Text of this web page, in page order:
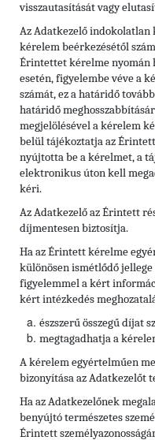
visszautasítását vagy
Az Adatkezelő indokolatlan
kérelem beérkezésétől
Érintettet kérelme nyomán
esetén, figyelembe véve a
számát, ez a határidő
határidő
megjelölésével a kérelem
belül tájékoztatja az
nyújtotta be a kérelmet, a
elektronikus úton kell
kéri.
Az Adatkezelő az Érintett
díjmentesen biztosítja.
Ha az Érintett kérelme
különösen ismétlődő
figyelemmel a kért
kért intézkedés
észszerű összegű díjat
megtagadhatja a
A kérelem egyértelműen
bizonyítása az Adatkezelőt
Ha az Adatkezelőnek
benyújtó természetes
Érintett